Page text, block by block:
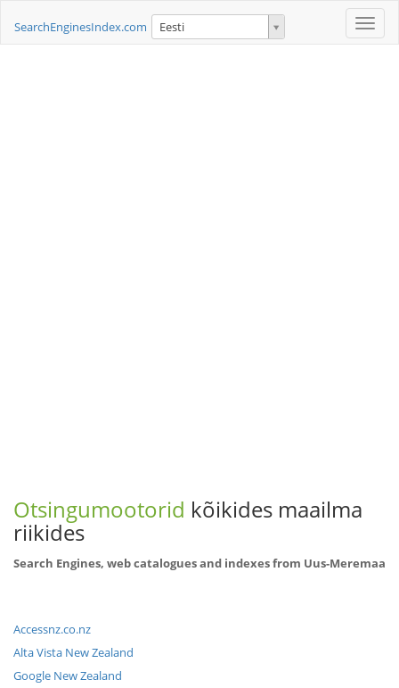
Toggle
SearchEnginesIndex.com Eesti
Otsingumootorid kõikides maailma
riikides
Search Engines, web catalogues and indexes from Uus-Meremaa
Accessnz.co.nz
Alta Vista New Zealand
Google New Zealand